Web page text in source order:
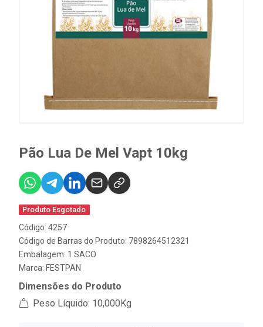
Pão Lua De Mel Vapt 10kg
Produto Esgotado
Código: 4257
Código de Barras do Produto: 7898264512321
Embalagem: 1 SACO
Marca: FESTPAN
Dimensões do Produto
Peso Líquido: 10,000Kg